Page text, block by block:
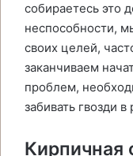
собираетесь это
неспособности,
своих целей,
заканчиваем
проблем,
забивать гвозди
Кирпичная